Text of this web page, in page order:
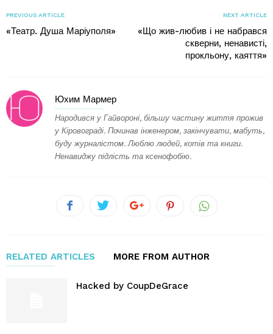
PREVIOUS ARTICLE
«Театр. Душа Маріуполя»
NEXT ARTICLE
«Що жив-любив і не набрався
скверни, ненависті,
прокльону, каяття»
Юхим Мармер
Народився у Гайвороні, більшу частину життя прожив
у Кіровограді. Починав інженером, закінчувати, мабуть,
буду журналістом. Люблю людей, котів та книги.
Ненавиджу підлість та ксенофобію.
RELATED ARTICLES MORE FROM AUTHOR
Hacked by CoupDeGrace